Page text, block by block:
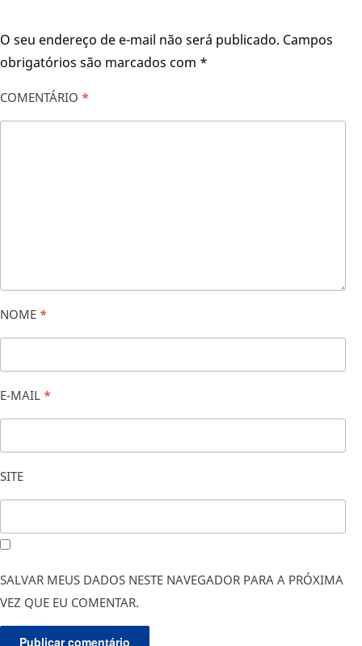
O seu endereço de e-mail não será publicado. Campos
obrigatórios são marcados com *
COMENTÁRIO *
NOME *
E-MAIL *
SITE
SALVAR MEUS DADOS NESTE NAVEGADOR PARA A PRÓXIMA
VEZ QUE EU COMENTAR.